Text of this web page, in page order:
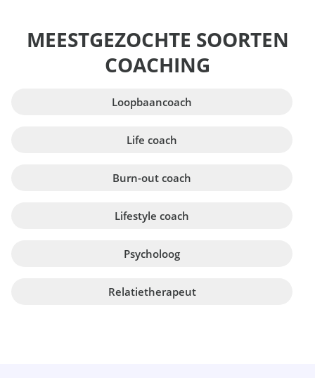
MEESTGEZOCHTE SOORTEN
COACHING
Loopbaancoach
Life coach
Burn-out coach
Lifestyle coach
Psycholoog
Relatietherapeut